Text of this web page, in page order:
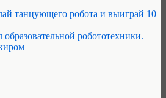
танцующего робота и выиграй 10
образовательной робототехники.